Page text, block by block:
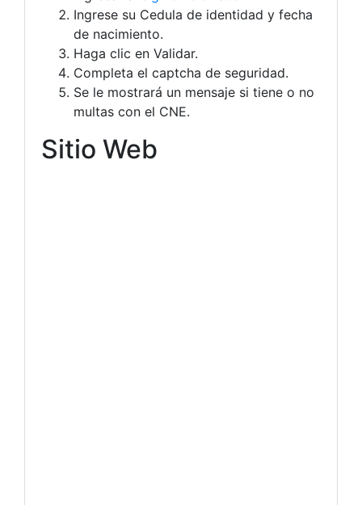
Ingrese su Cedula de identidad y fecha
de nacimiento.
Haga clic en Validar.
Completa el captcha de seguridad.
Se le mostrará un mensaje si tiene o no
multas con el CNE.
Sitio Web